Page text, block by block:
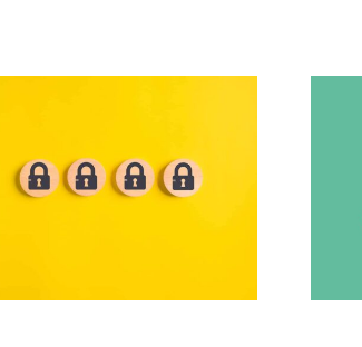
Comment protéger